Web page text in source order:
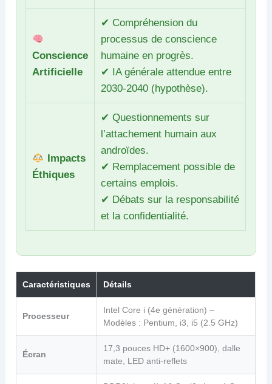
Conscience
Artificielle
✔ Compréhension du
processus de conscience
humaine en progrès.
✔ IA générale attendue entre
2030-2040 (hypothèse).
Impacts
Éthiques
✔ Questionnements sur
l’attachement humain aux
androïdes.
✔ Remplacement possible de
certains emplois.
✔ Débats sur la responsabilité
et la confidentialité.
Caractéristiques Détails
Processeur
Intel Core i (4e génération) –
Modèles : Pentium, i3, i5 (2.5 GHz)
Écran
17,3 pouces HD+ (1600×900), dalle
mate, LED anti-reflets